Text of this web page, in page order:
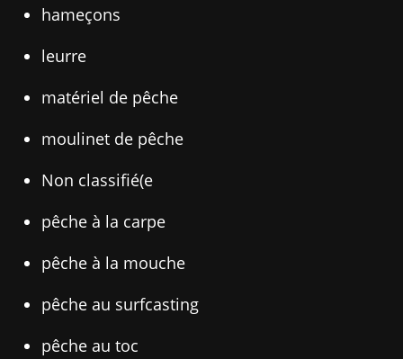
hameçons
leurre
matériel de pêche
moulinet de pêche
Non classifié(e
pêche à la carpe
pêche à la mouche
pêche au surfcasting
pêche au toc